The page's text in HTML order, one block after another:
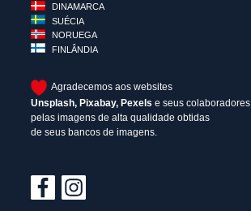
DINAMARCA
SUÉCIA
NORUEGA
FINLÂNDIA
Agradecemos aos websites
Unsplash, Pixabay, Pexels e seus colaboradores
pelas imagens de alta qualidade obtidas
de seus bancos de imagens.